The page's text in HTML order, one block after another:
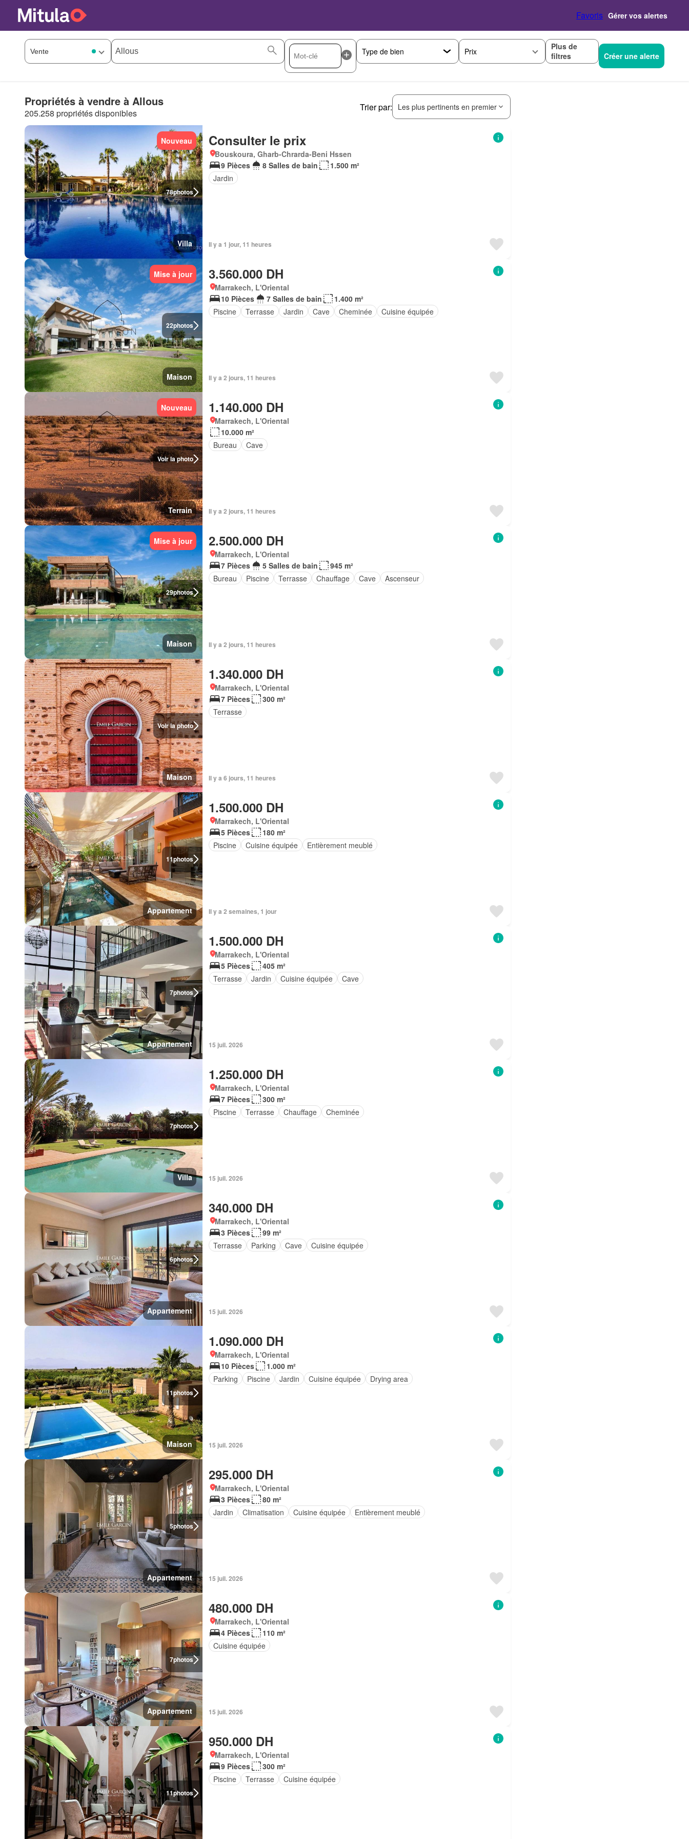
Favoris Gérer vos alertes
Prix
Plus de
filtres
Créer une alerte
Propriétés à vendre à Allous
205.258 propriétés disponibles
Trier par: Les plus pertinents en premier
78photos
Nouveau
Villa
Consulter le prix
Bouskoura, Gharb-Chrarda-Beni Hssen
9 Pièces
8 Salles de bain
1.500 m²
Jardin
Il y a 1 jour, 11 heures
22photos
Mise à jour
Maison
3.560.000 DH
Marrakech, L'Oriental
10 Pièces
7 Salles de bain
1.400 m²
Piscine
Terrasse Jardin Cave Cheminée Cuisine équipée
Il y a 2 jours, 11 heures
Voir la photo
Nouveau
Terrain
1.140.000 DH
Marrakech, L'Oriental
10.000 m²
Bureau
Cave
Il y a 2 jours, 11 heures
29photos
Mise à jour
Maison
2.500.000 DH
Marrakech, L'Oriental
7 Pièces
5 Salles de bain
945 m²
Bureau
Piscine Terrasse Chauffage Cave Ascenseur
Il y a 2 jours, 11 heures
Voir la photo
Maison
1.340.000 DH
Marrakech, L'Oriental
7 Pièces
300 m²
Terrasse
Il y a 6 jours, 11 heures
11photos
Appartement
1.500.000 DH
Marrakech, L'Oriental
5 Pièces
180 m²
Piscine
Cuisine équipée Entièrement meublé
Il y a 2 semaines, 1 jour
7photos
Appartement
1.500.000 DH
Marrakech, L'Oriental
5 Pièces
405 m²
Terrasse
Jardin Cuisine équipée Cave
15 juil. 2026
7photos
Villa
1.250.000 DH
Marrakech, L'Oriental
7 Pièces
300 m²
Piscine
Terrasse Chauffage Cheminée
15 juil. 2026
6photos
Appartement
340.000 DH
Marrakech, L'Oriental
3 Pièces
99 m²
Terrasse
Parking Cave Cuisine équipée
15 juil. 2026
11photos
Maison
1.090.000 DH
Marrakech, L'Oriental
10 Pièces
1.000 m²
Parking
Piscine Jardin Cuisine équipée Drying area
15 juil. 2026
5photos
Appartement
295.000 DH
Marrakech, L'Oriental
3 Pièces
80 m²
Jardin
Climatisation Cuisine équipée Entièrement meublé
15 juil. 2026
7photos
Appartement
480.000 DH
Marrakech, L'Oriental
4 Pièces
110 m²
Cuisine équipée
15 juil. 2026
11photos
950.000 DH
Marrakech, L'Oriental
9 Pièces
300 m²
Piscine
Terrasse Cuisine équipée